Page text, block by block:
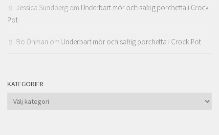
Jessica Sundberg om Underbart mör och saftig porchetta i Crock
Pot
Bo Öhman om Underbart mör och saftig porchetta i Crock Pot
KATEGORIER
Kategorier